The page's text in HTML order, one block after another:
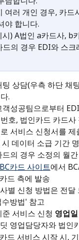
여러 개인 경우, 카드
야 합니다.
시) A법인 a카드사, b
드의 경우 EDI와 스
팅 상담(우측 하단 채
.
객성공팀으로부터
호, 법인카드 카드
서비스 신청서를 제
시 데이터 소급 기간
드의 경우 소정의 월
BC카드 사이트에서
카드 측에 발송
별 신청 방법은 전달
방법' 참고
서비스 신청 영업
영업담당자와 법인
드 서비스 시작 시,